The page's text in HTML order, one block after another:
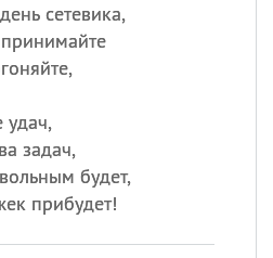
сетевика,
удач,
задач,
будет,
прибудет!
рисового пудинга
09.08
(Smokey Bear Day)
ИМЕНА
Сегодня празднуют именины